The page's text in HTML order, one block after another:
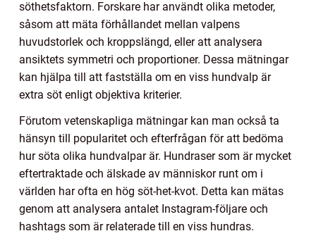
söthetsfaktorn. Forskare har användt olika metoder,
såsom att mäta förhållandet mellan valpens
huvudstorlek och kroppslängd, eller att analysera
ansiktets symmetri och proportioner. Dessa mätningar
kan hjälpa till att fastställa om en viss hundvalp är
extra söt enligt objektiva kriterier.
Förutom vetenskapliga mätningar kan man också ta
hänsyn till popularitet och efterfrågan för att bedöma
hur söta olika hundvalpar är. Hundraser som är mycket
eftertraktade och älskade av människor runt om i
världen har ofta en hög söt-het-kvot. Detta kan mätas
genom att analysera antalet Instagram-följare och
hashtags som är relaterade till en viss hundras.